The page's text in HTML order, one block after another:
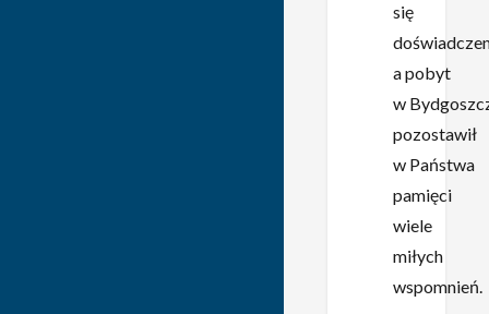
się
a pobyt
w
pozostawił
w Państwa
pamięci
wiele
miłych
wspomnień.